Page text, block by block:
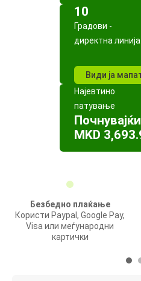
10
Градови -
директна линија
Види ја
Најевтино
патување
MKD
Безбедно плаќање
Користи Paypal, Google Pay,
Visa или меѓународни
картички